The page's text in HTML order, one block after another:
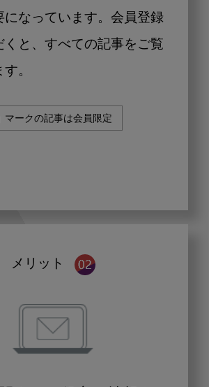
になっています。会員登録
くと、すべての記事をご覧
。
マークの記事は会員限定
メリット